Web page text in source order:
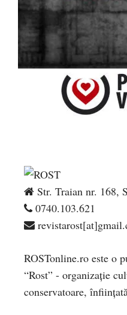
Str. Traian nr. 168,
0740.103.621
ROSTonline.ro este o
“Rost” - organizaţie
conservatoare,